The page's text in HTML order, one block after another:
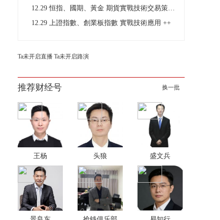
12.29 恒指、國期、黃金 期貨實戰技術交易策略分析
12.29 上證指數、創業板指數 實戰技術應用 ++
Ta未开启直播 Ta未开启路演
推荐财经号 换一批
王杨 头狼 盛文兵